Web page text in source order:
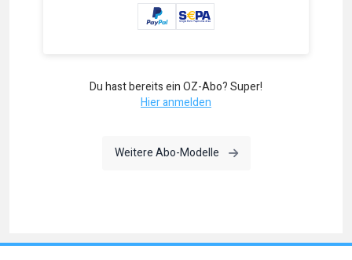
Du hast bereits ein OZ-Abo? Super!
Hier anmelden
Weitere Abo-Modelle